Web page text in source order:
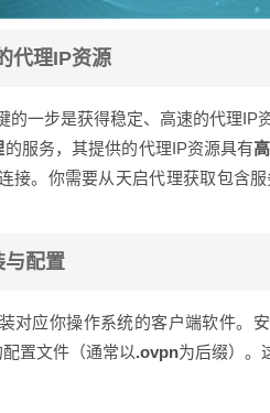
代理IP资源
的一步是获得稳定、高速的代理
的服务，其提供的代理IP资源具有
接。你需要从天启代理获取包含
与配置
对应你操作系统的客户端软件。
置文件（通常以.ovpn为后缀）。